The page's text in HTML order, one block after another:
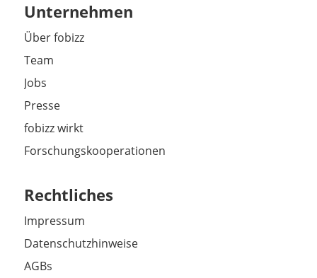
Unternehmen
Über fobizz
Team
Jobs
Presse
fobizz wirkt
Forschungskooperationen
Rechtliches
Impressum
Datenschutzhinweise
AGBs